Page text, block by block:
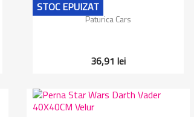
Vizualizare rapida
Paturica Cars
36,91 lei
STOC EPUIZAT